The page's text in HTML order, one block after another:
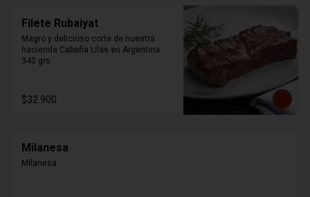
Filete Rubaiyat
Magro y delicioso corte de nuestra
hacienda Cabaña Lilas en Argentina.
340 grs.
$32.900
Milanesa
Milanesa